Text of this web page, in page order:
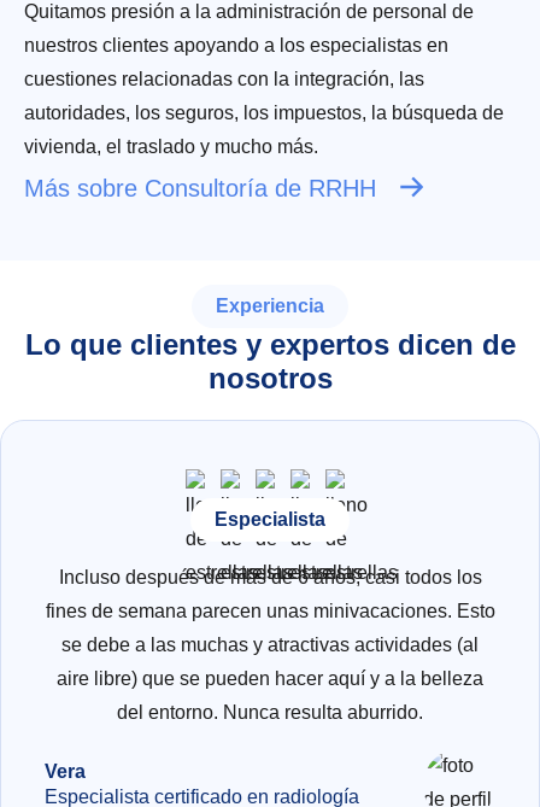
Quitamos presión a la administración de personal de
nuestros clientes apoyando a los especialistas en
cuestiones relacionadas con la integración, las
autoridades, los seguros, los impuestos, la búsqueda de
vivienda, el traslado y mucho más.
Más sobre Consultoría de RRHH
Experiencia
Lo que clientes y expertos dicen de
nosotros
Especialista
Incluso después de más de 6 años, casi todos los
fines de semana parecen unas minivacaciones. Esto
se debe a las muchas y atractivas actividades (al
aire libre) que se pueden hacer aquí y a la belleza
del entorno. Nunca resulta aburrido.
Vera
Especialista certificado en radiología